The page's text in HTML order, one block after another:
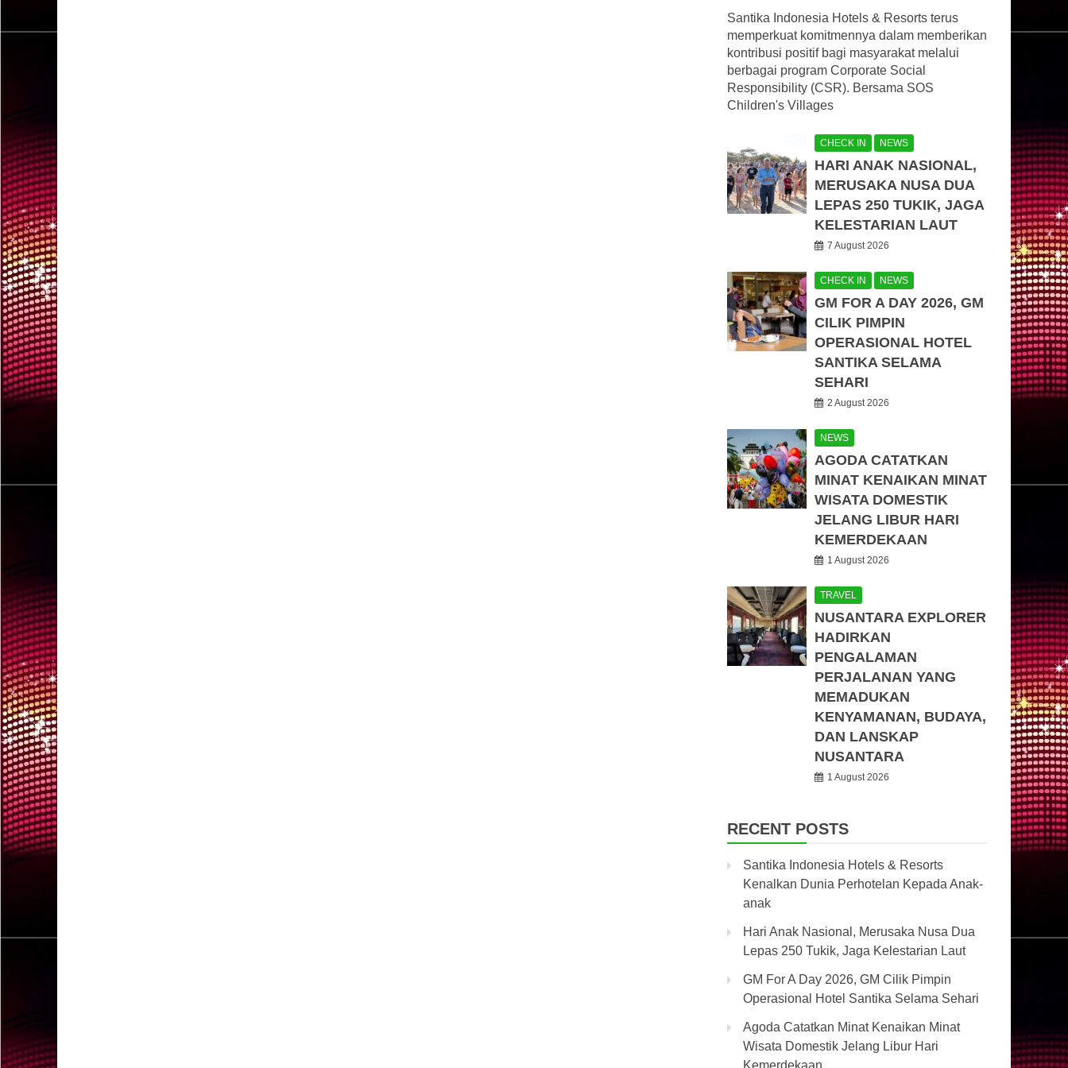
Santika Indonesia Hotels & Resorts terus
memperkuat komitmennya dalam memberikan
kontribusi positif bagi masyarakat melalui
berbagai program Corporate Social
Responsibility (CSR). Bersama SOS
Children's Villages
CHECK IN NEWS
HARI ANAK NASIONAL,
MERUSAKA NUSA DUA
LEPAS 250 TUKIK, JAGA
KELESTARIAN LAUT
7 August 2026
CHECK IN NEWS
GM FOR A DAY 2026, GM
CILIK PIMPIN
OPERASIONAL HOTEL
SANTIKA SELAMA
SEHARI
2 August 2026
NEWS
AGODA CATATKAN
MINAT KENAIKAN MINAT
WISATA DOMESTIK
JELANG LIBUR HARI
KEMERDEKAAN
1 August 2026
TRAVEL
NUSANTARA EXPLORER
HADIRKAN
PENGALAMAN
PERJALANAN YANG
MEMADUKAN
KENYAMANAN, BUDAYA,
DAN LANSKAP
NUSANTARA
1 August 2026
RECENT POSTS
Santika Indonesia Hotels & Resorts
Kenalkan Dunia Perhotelan Kepada Anak-
anak
Hari Anak Nasional, Merusaka Nusa Dua
Lepas 250 Tukik, Jaga Kelestarian Laut
GM For A Day 2026, GM Cilik Pimpin
Operasional Hotel Santika Selama Sehari
Agoda Catatkan Minat Kenaikan Minat
Wisata Domestik Jelang Libur Hari